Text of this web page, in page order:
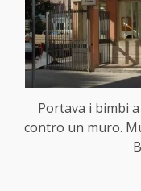
Portava i bimbi
contro un muro.